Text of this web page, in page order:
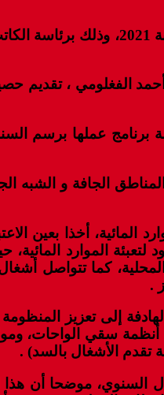
انعقدت، اليوم الجمعة بكلميم ، أشغال المجلس
الفغلومي ، تقديم
الجافة و الشبه
أخذا بعين
لتعبئة الموارد
إلى تعزيز المنظومة
أنظمة سقي